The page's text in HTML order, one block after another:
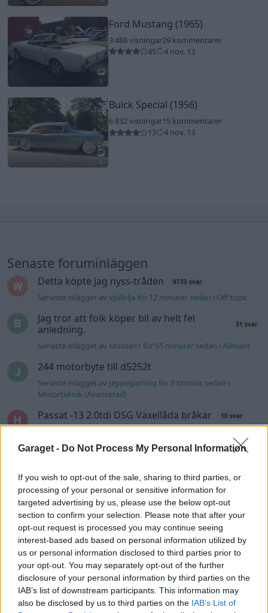
Garaget - Do Not Process My Personal Information
If you wish to opt-out of the sale, sharing to third parties, or
processing of your personal or sensitive information for
targeted advertising by us, please use the below opt-out
section to confirm your selection. Please note that after your
opt-out request is processed you may continue seeing
interest-based ads based on personal information utilized by
us or personal information disclosed to third parties prior to
your opt-out. You may separately opt-out of the further
disclosure of your personal information by third parties on the
IAB’s list of downstream participants. This information may
also be disclosed by us to third parties on the IAB’s List of
6
Ford Mustang (1965)
3 488 visningar29 kommentarer
45
4 nov. 13
6
Buick Special (1956)
6 832 visningar15 kommentarer
13
4 nov. 13
Senaste foruminläggen
Detta köpte jag nyss-tråden 9733 svar
Senaste inlägget av spillolja för 12 minuter sedan i Off topic
Jag tror att folk köper bil av helt fel
anledning.
31 svar
Senaste inlägget av Mossan1 för 55 minuter sedan iAllmänt
244 motorbyte till d5252t
Senaste inlägget av Jeppegaming för 9 timmar sedan i
Motorteknik (Avancerad)
Passat -13 2.0tdi DSG Växellåda bråkar 10 svar
felsökning
Motorvärmare?
Senaste inlägget avBilFixare för 20 timmar sedaniEl- och
hybridbilar
Inget bromstryck efter byte av bromsok
(Golf V 1.6)
Senaste inlägget avjaka54 Igår 09:48iChassi, bromsar,
transmission och däck
Kia Ceed 2017 batteritorsk med jämna
mellanrum. Varför?
46 svar
Senaste inlägget av Ansan onsdag 15:29 i Generell felsökning